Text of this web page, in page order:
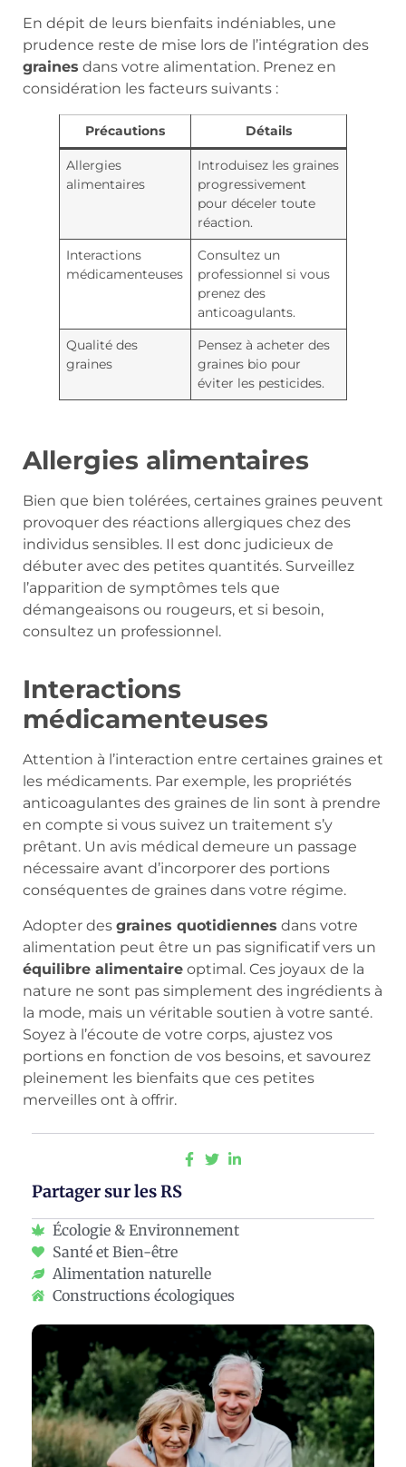
En dépit de leurs bienfaits indéniables, une
prudence reste de mise lors de l’intégration des
graines dans votre alimentation. Prenez en
considération les facteurs suivants :
Précautions Détails
Allergies
alimentaires
Introduisez les graines
progressivement
pour déceler toute
réaction.
Interactions
médicamenteuses
Consultez un
professionnel si vous
prenez des
anticoagulants.
Qualité des
graines
Pensez à acheter des
graines bio pour
éviter les pesticides.
Allergies alimentaires
Bien que bien tolérées, certaines graines peuvent
provoquer des réactions allergiques chez des
individus sensibles. Il est donc judicieux de
débuter avec des petites quantités. Surveillez
l’apparition de symptômes tels que
démangeaisons ou rougeurs, et si besoin,
consultez un professionnel.
Interactions
médicamenteuses
Attention à l’interaction entre certaines graines et
les médicaments. Par exemple, les propriétés
anticoagulantes des graines de lin sont à prendre
en compte si vous suivez un traitement s’y
prêtant. Un avis médical demeure un passage
nécessaire avant d’incorporer des portions
conséquentes de graines dans votre régime.
Adopter des graines quotidiennes dans votre
alimentation peut être un pas significatif vers un
équilibre alimentaire optimal. Ces joyaux de la
nature ne sont pas simplement des ingrédients à
la mode, mais un véritable soutien à votre santé.
Soyez à l’écoute de votre corps, ajustez vos
portions en fonction de vos besoins, et savourez
pleinement les bienfaits que ces petites
merveilles ont à offrir.
Partager sur les RS
Écologie & Environnement
Santé et Bien-être
Alimentation naturelle
Constructions écologiques